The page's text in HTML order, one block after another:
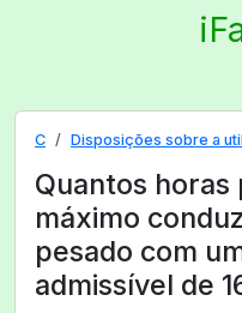
C Disposições sobre a
Quantos horas
máximo
pesado com
admissível de